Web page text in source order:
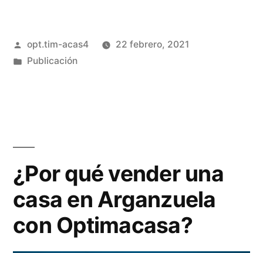
opt.tim-acas4
22 febrero, 2021
Publicación
¿Por qué vender una
casa en Arganzuela
con Optimacasa?